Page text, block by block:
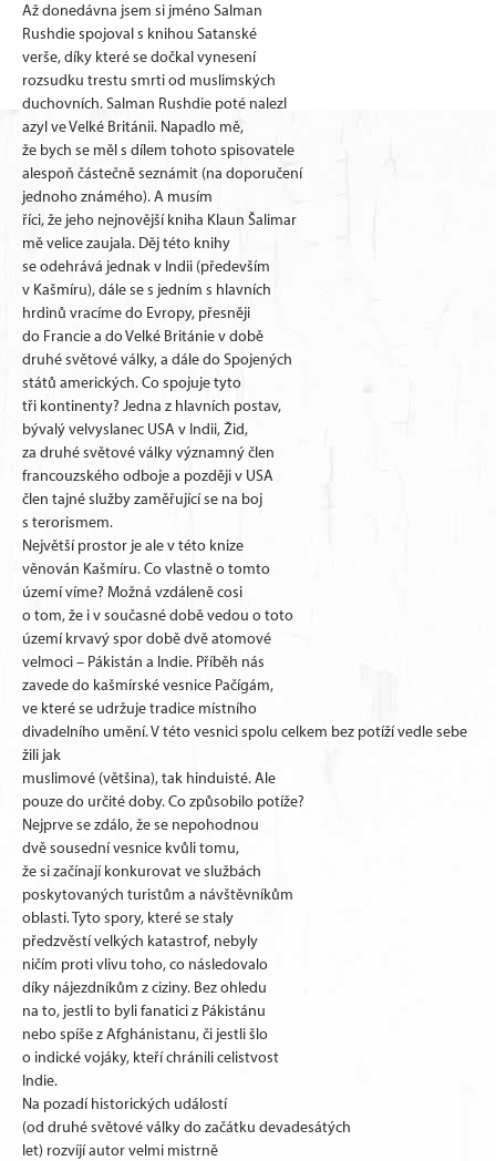
Až donedávna jsem si jméno Salman
Rushdie spojoval s knihou Satanské
verše, díky které se dočkal vynesení
rozsudku trestu smrti od muslimských
duchovních. Salman Rushdie poté nalezl
azyl ve Velké Británii. Napadlo mě,
že bych se měl s dílem tohoto spisovatele
alespoň částečně seznámit (na doporučení
jednoho známého). A musím
říci, že jeho nejnovější kniha Klaun Šalimar
mě velice zaujala. Děj této knihy
se odehrává jednak v Indii (především
v Kašmíru), dále se s jedním s hlavních
hrdinů vracíme do Evropy, přesněji
do Francie a do Velké Británie v době
druhé světové války, a dále do Spojených
států amerických. Co spojuje tyto
tři kontinenty? Jedna z hlavních postav,
bývalý velvyslanec USA v Indii, Žid,
za druhé světové války významný člen
francouzského odboje a později v USA
člen tajné služby zaměřující se na boj
s terorismem.
Největší prostor je ale v této knize
věnován Kašmíru. Co vlastně o tomto
území víme? Možná vzdáleně cosi
o tom, že i v současné době vedou o toto
území krvavý spor době dvě atomové
velmoci – Pákistán a Indie. Příběh nás
zavede do kašmírské vesnice Pačígám,
ve které se udržuje tradice místního
divadelního umění. V této vesnici spolu celkem bez potíží vedle sebe
žili jak
muslimové (většina), tak hinduisté. Ale
pouze do určité doby. Co způsobilo potíže?
Nejprve se zdálo, že se nepohodnou
dvě sousední vesnice kvůli tomu,
že si začínají konkurovat ve službách
poskytovaných turistům a návštěvníkům
oblasti. Tyto spory, které se staly
předzvěstí velkých katastrof, nebyly
ničím proti vlivu toho, co následovalo
díky nájezdníkům z ciziny. Bez ohledu
na to, jestli to byli fanatici z Pákistánu
nebo spíše z Afghánistanu, či jestli šlo
o indické vojáky, kteří chránili celistvost
Indie.
Na pozadí historických událostí
(od druhé světové války do začátku devadesátých
let) rozvíjí autor velmi mistrně